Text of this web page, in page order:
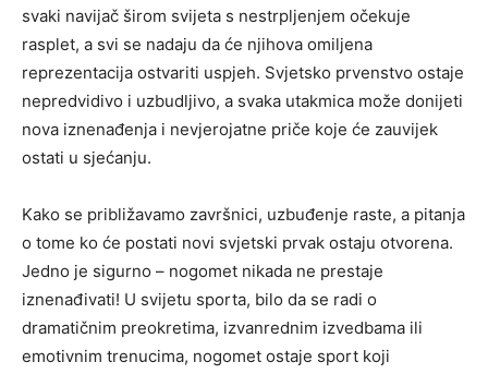
svaki navijač širom svijeta s nestrpljenjem očekuje
rasplet, a svi se nadaju da će njihova omiljena
reprezentacija ostvariti uspjeh. Svjetsko prvenstvo ostaje
nepredvidivo i uzbudljivo, a svaka utakmica može donijeti
nova iznenađenja i nevjerojatne priče koje će zauvijek
ostati u sjećanju.
Kako se približavamo završnici, uzbuđenje raste, a pitanja
o tome ko će postati novi svjetski prvak ostaju otvorena.
Jedno je sigurno – nogomet nikada ne prestaje
iznenađivati! U svijetu sporta, bilo da se radi o
dramatičnim preokretima, izvanrednim izvedbama ili
emotivnim trenucima, nogomet ostaje sport koji